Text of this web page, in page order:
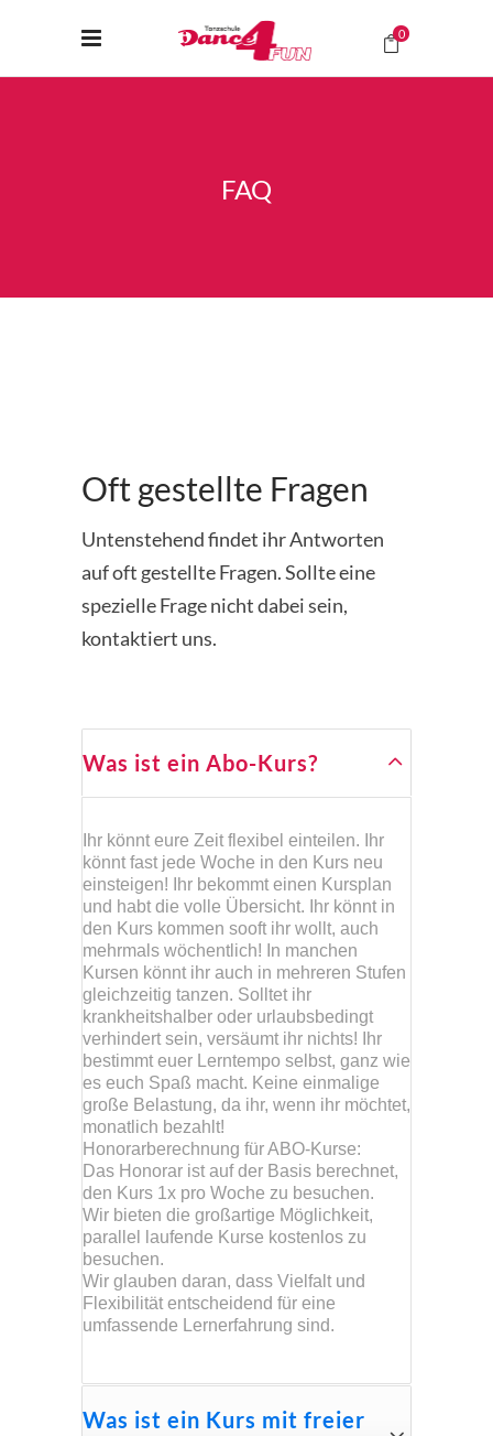
0
FAQ
Oft gestellte Fragen
Untenstehend findet ihr Antworten
auf oft gestellte Fragen. Sollte eine
spezielle Frage nicht dabei sein,
kontaktiert uns.
Was ist ein Abo-Kurs?
Ihr könnt eure Zeit flexibel einteilen. Ihr
könnt fast jede Woche in den Kurs neu
einsteigen! Ihr bekommt einen Kursplan
und habt die volle Übersicht. Ihr könnt in
den Kurs kommen sooft ihr wollt, auch
mehrmals wöchentlich! In manchen
Kursen könnt ihr auch in mehreren Stufen
gleichzeitig tanzen. Solltet ihr
krankheitshalber oder urlaubsbedingt
verhindert sein, versäumt ihr nichts! Ihr
bestimmt euer Lerntempo selbst, ganz wie
es euch Spaß macht. Keine einmalige
große Belastung, da ihr, wenn ihr möchtet,
monatlich bezahlt!
Honorarberechnung für ABO-Kurse:
Das Honorar ist auf der Basis berechnet,
den Kurs 1x pro Woche zu besuchen.
Wir bieten die großartige Möglichkeit,
parallel laufende Kurse kostenlos zu
besuchen.
Wir glauben daran, dass Vielfalt und
Flexibilität entscheidend für eine
umfassende Lernerfahrung sind.
Was ist ein Kurs mit freier